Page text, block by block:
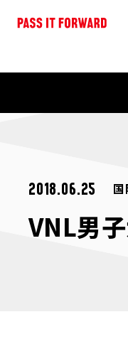
2018.06.25
VNL男